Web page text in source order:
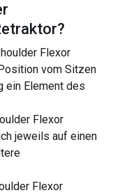
?
Flexor
vom Sitzen
ein Element des
Flexor
jeweils auf einen
Flexor